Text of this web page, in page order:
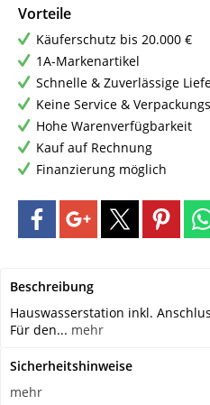
Vorteile
Käuferschutz bis 20.000 €
1A-Markenartikel
Schnelle & Zuverlässige
Keine Service &
Hohe Warenverfügbarkeit
Kauf auf Rechnung
Finanzierung möglich
Beschreibung
Hauswasserstation inkl.
Für den... mehr
Sicherheitshinweise
mehr